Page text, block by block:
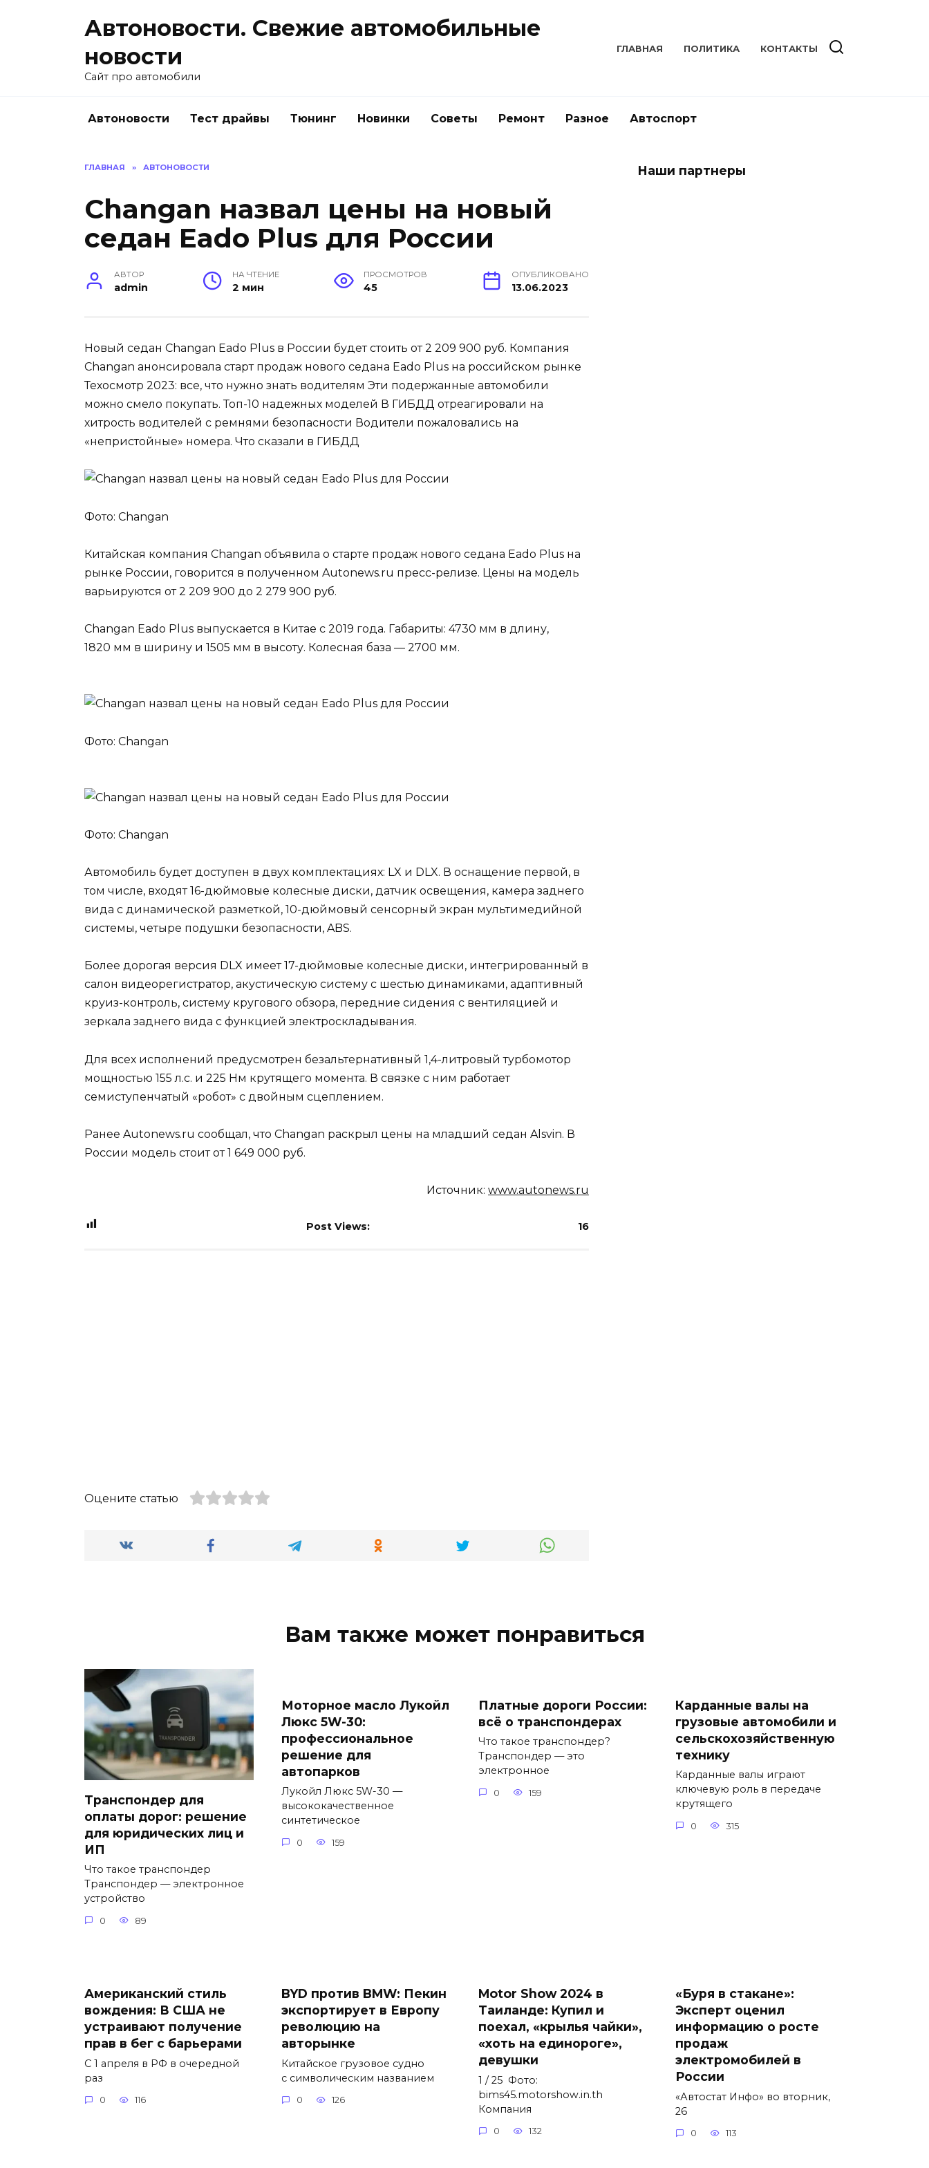
Автоновости. Свежие автомобильные
новости
Сайт про автомобили
ГЛАВНАЯ ПОЛИТИКА КОНТАКТЫ
Автоновости Тест драйвы Тюнинг Новинки Советы Ремонт Разное Автоспорт
ГЛАВНАЯ » АВТОНОВОСТИ
Changan назвал цены на новый
седан Eado Plus для России
АВТОР
admin
НА ЧТЕНИЕ
2 мин
ПРОСМОТРОВ
45
ОПУБЛИКОВАНО
13.06.2023
Новый седан Changan Eado Plus в России будет стоить от 2 209 900 руб. Компания
Changan анонсировала старт продаж нового седана Eado Plus на российском рынке
Техосмотр 2023: все, что нужно знать водителям Эти подержанные автомобили
можно смело покупать. Топ-10 надежных моделей В ГИБДД отреагировали на
хитрость водителей с ремнями безопасности Водители пожаловались на
«непристойные» номера. Что сказали в ГИБДД
Фото: Changan
Китайская компания Changan объявила о старте продаж нового седана Eado Plus на
рынке России, говорится в полученном Autonews.ru пресс-релизе. Цены на модель
варьируются от 2 209 900 до 2 279 900 руб.
Changan Eado Plus выпускается в Китае с 2019 года. Габариты: 4730 мм в длину,
1820 мм в ширину и 1505 мм в высоту. Колесная база — 2700 мм.
Фото: Changan
Фото: Changan
Автомобиль будет доступен в двух комплектациях: LX и DLX. В оснащение первой, в
том числе, входят 16-дюймовые колесные диски, датчик освещения, камера заднего
вида с динамической разметкой, 10-дюймовый сенсорный экран мультимедийной
системы, четыре подушки безопасности, ABS.
Более дорогая версия DLX имеет 17-дюймовые колесные диски, интегрированный в
салон видеорегистратор, акустическую систему с шестью динамиками, адаптивный
круиз-контроль, систему кругового обзора, передние сидения с вентиляцией и
зеркала заднего вида с функцией электроскладывания.
Для всех исполнений предусмотрен безальтернативный 1,4-литровый турбомотор
мощностью 155 л.с. и 225 Нм крутящего момента. В связке с ним работает
семиступенчатый «робот» с двойным сцеплением.
Ранее Autonews.ru сообщал, что Changan раскрыл цены на младший седан Alsvin. В
России модель стоит от 1 649 000 руб.
Источник: www.autonews.ru
Post Views: 16
Оцените статью
Наши партнеры
Вам также может понравиться
Транспондер для
оплаты дорог: решение
для юридических лиц и
ИП
Что такое транспондер
Транспондер — электронное
устройство
0 89
Моторное масло Лукойл
Люкс 5W-30:
профессиональное
решение для
автопарков
Лукойл Люкс 5W-30 —
высококачественное
синтетическое
0 159
Платные дороги России:
всё о транспондерах
Что такое транспондер?
Транспондер — это
электронное
0 159
Карданные валы на
грузовые автомобили и
сельскохозяйственную
технику
Карданные валы играют
ключевую роль в передаче
крутящего
0 315
Американский стиль
вождения: В США не
устраивают получение
прав в бег с барьерами
С 1 апреля в РФ в очередной
раз
0 116
BYD против BMW: Пекин
экспортирует в Европу
революцию на
авторынке
Китайское грузовое судно
с символическим названием
0 126
Motor Show 2024 в
Таиланде: Купил и
поехал, «крылья чайки»,
«хоть на единороге»,
девушки
1 / 25 Фото:
bims45.motorshow.in.th
Компания
0 132
«Буря в стакане»:
Эксперт оценил
информацию о росте
продаж
электромобилей в
России
«Автостат Инфо» во вторник,
26
0 113